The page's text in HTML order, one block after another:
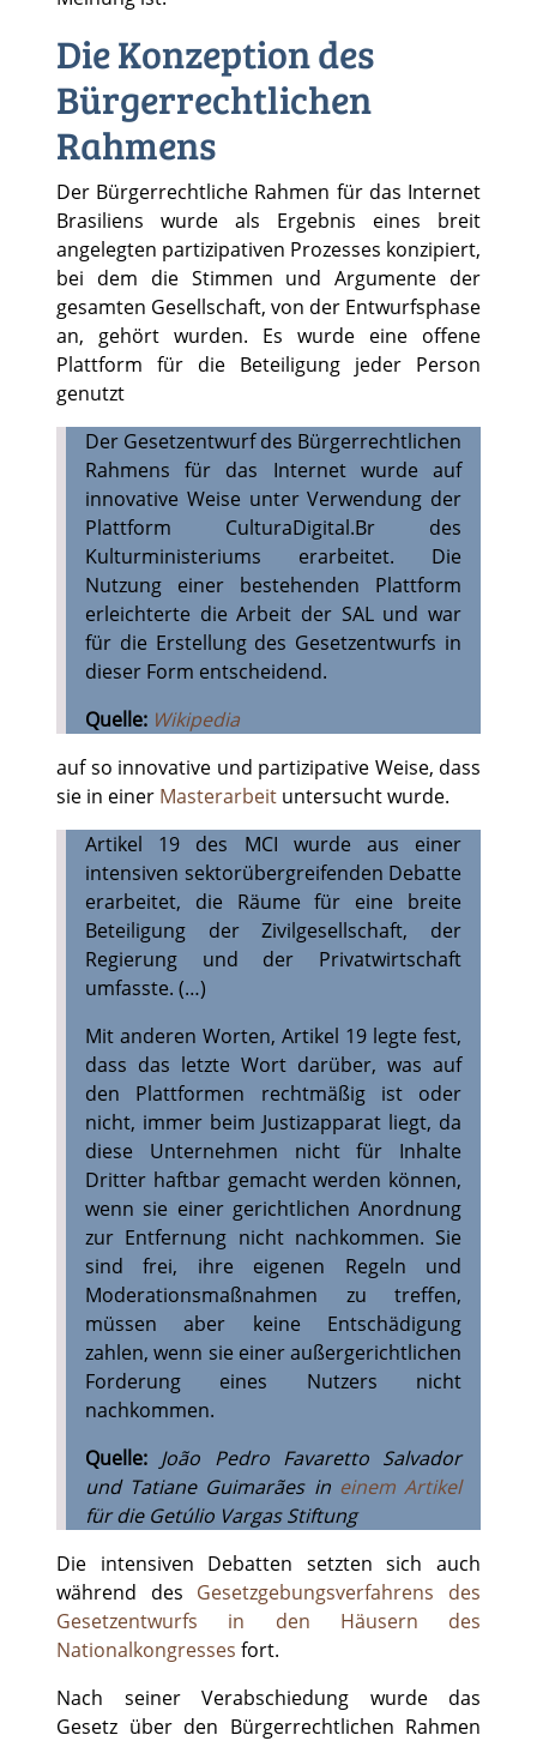
Die Konzeption des
Bürgerrechtlichen
Rahmens
Der Bürgerrechtliche Rahmen für das Internet
Brasiliens wurde als Ergebnis eines breit
angelegten partizipativen Prozesses konzipiert,
bei dem die Stimmen und Argumente der
gesamten Gesellschaft, von der Entwurfsphase
an, gehört wurden. Es wurde eine offene
Plattform für die Beteiligung jeder Person
genutzt
Der Gesetzentwurf des Bürgerrechtlichen
Rahmens für das Internet wurde auf
innovative Weise unter Verwendung der
Plattform CulturaDigital.Br des
Kulturministeriums erarbeitet. Die
Nutzung einer bestehenden Plattform
erleichterte die Arbeit der SAL und war
für die Erstellung des Gesetzentwurfs in
dieser Form entscheidend.
Quelle: Wikipedia
auf so innovative und partizipative Weise, dass
sie in einer Masterarbeit untersucht wurde.
Artikel 19 des MCI wurde aus einer
intensiven sektorübergreifenden Debatte
erarbeitet, die Räume für eine breite
Beteiligung der Zivilgesellschaft, der
Regierung und der Privatwirtschaft
umfasste. (…)
Mit anderen Worten, Artikel 19 legte fest,
dass das letzte Wort darüber, was auf
den Plattformen rechtmäßig ist oder
nicht, immer beim Justizapparat liegt, da
diese Unternehmen nicht für Inhalte
Dritter haftbar gemacht werden können,
wenn sie einer gerichtlichen Anordnung
zur Entfernung nicht nachkommen. Sie
sind frei, ihre eigenen Regeln und
Moderationsmaßnahmen zu treffen,
müssen aber keine Entschädigung
zahlen, wenn sie einer außergerichtlichen
Forderung eines Nutzers nicht
nachkommen.
Quelle: João Pedro Favaretto Salvador
und Tatiane Guimarães in einem Artikel
für die Getúlio Vargas Stiftung
Die intensiven Debatten setzten sich auch
während des Gesetzgebungsverfahrens des
Gesetzentwurfs in den Häusern des
Nationalkongresses fort.
Nach seiner Verabschiedung wurde das
Gesetz über den Bürgerrechtlichen Rahmen